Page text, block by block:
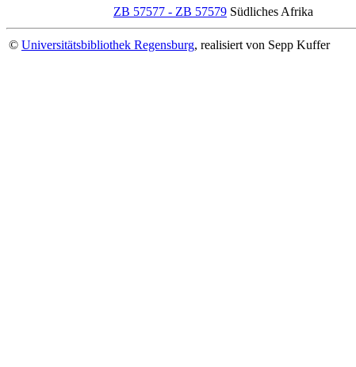
ZB 57577 - ZB 57579 Südliches Afrika
© Universitätsbibliothek Regensburg, realisiert von Sepp Kuffer